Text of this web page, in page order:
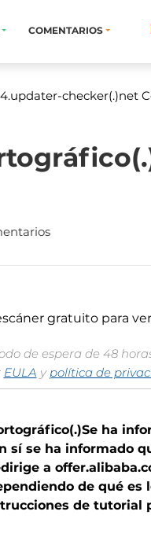
COMENTARIOS
checker(.)net
gratuito para
de espera de 48
EULA ypolítica de
ha
sí se ha informado
a
de qué es
de tutorial